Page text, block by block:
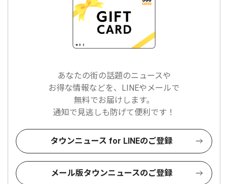
あなたの街の話題のニュースや
お得な情報などを、LINEやメールで
無料でお届けします。
通知で見逃しも防げて便利です！
タウンニュース for LINEのご登録
メール版タウンニュースのご登録